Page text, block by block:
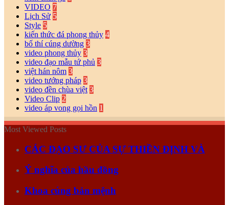
VIDEO 7
Lịch Sử 5
Style 5
kiến thức đá phong thủy 4
bố thí cúng dường 3
video phong thủy 3
video đạo mẫu tứ phủ 3
việt hán nôm 3
video tướng pháp 3
video đền chùa việt 3
Video Clip 2
video áp vong gọi hồn 1
Most Viewed Posts
CÁC ĐẠO SƯ CỦA SỰ THIỀN ĐỊNH VÀ
Ý nghĩa của hầu đồng
Khoa cúng bản mệnh